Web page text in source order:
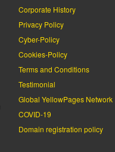
Corporate History
Privacy Policy
Cyber-Policy
Cookies-Policy
Terms and Conditions
Testimonial
Global YellowPages Network
COVID-19
Domain registration policy